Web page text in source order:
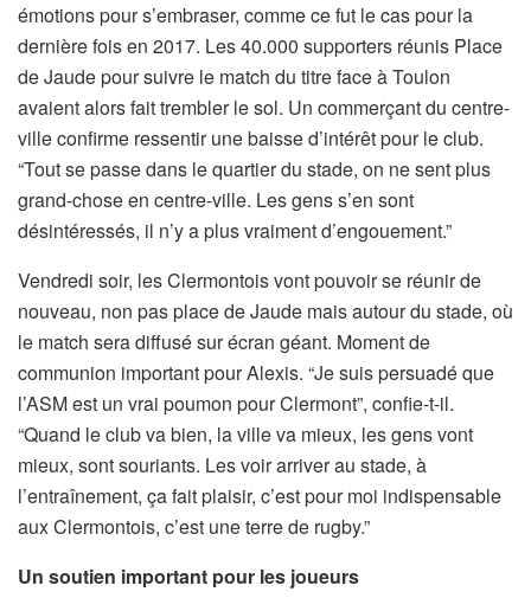
émotions pour s’embraser, comme ce fut le cas pour la
dernière fois en 2017. Les 40.000 supporters réunis Place
de Jaude pour suivre le match du titre face à Toulon
avaient alors fait trembler le sol. Un commerçant du centre-
ville confirme ressentir une baisse d’intérêt pour le club.
“Tout se passe dans le quartier du stade, on ne sent plus
grand-chose en centre-ville. Les gens s’en sont
désintéressés, il n’y a plus vraiment d’engouement.”
Vendredi soir, les Clermontois vont pouvoir se réunir de
nouveau, non pas place de Jaude mais autour du stade, où
le match sera diffusé sur écran géant. Moment de
communion important pour Alexis. “Je suis persuadé que
l’ASM est un vrai poumon pour Clermont”, confie-t-il.
“Quand le club va bien, la ville va mieux, les gens vont
mieux, sont souriants. Les voir arriver au stade, à
l’entraînement, ça fait plaisir, c’est pour moi indispensable
aux Clermontois, c’est une terre de rugby.”
Un soutien important pour les joueurs